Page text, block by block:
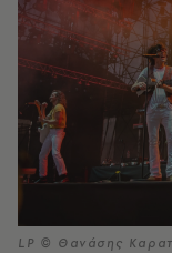
LP © Θανάσης